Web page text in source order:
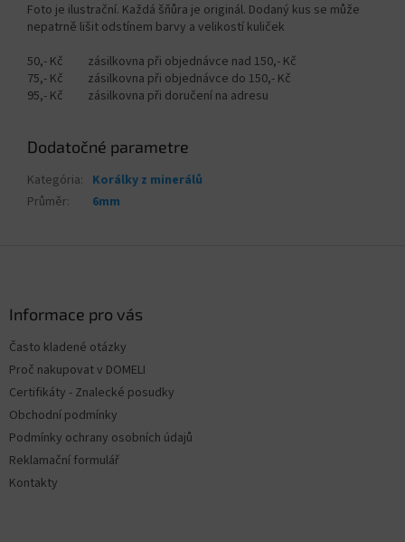
Foto je ilustrační. Každá šňůra je originál. Dodaný kus se může
nepatrně lišit odstínem barvy a velikostí kuliček
50,- Kč zásilkovna při objednávce nad 150,- Kč
75,- Kč zásilkovna při objednávce do 150,- Kč
95,- Kč zásilkovna při doručení na adresu
Dodatočné parametre
Kategória: Korálky z minerálů
Průměr: 6mm
Informace pro vás
Často kladené otázky
Proč nakupovat v DOMELI
Certifikáty - Znalecké posudky
Obchodní podmínky
Podmínky ochrany osobních údajů
Reklamační formulář
Kontakty